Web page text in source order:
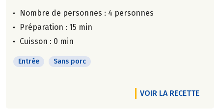
Nombre de personnes : 4 personnes
Préparation : 15 min
Cuisson : 0 min
Entrée Sans porc
VOIR LA RECETTE